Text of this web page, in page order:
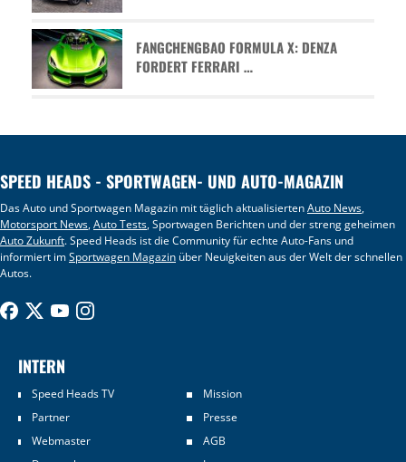
FANGCHENGBAO FORMULA X: DENZA
FORDERT FERRARI …
SPEED HEADS - SPORTWAGEN- UND AUTO-MAGAZIN
Das Auto und Sportwagen Magazin mit täglich aktualisiertenAuto News,
Motorsport News,Auto Tests, Sportwagen Berichten und der streng geheimen
Auto Zukunft. Speed Heads ist die Community für echte Auto-Fans und
informiert imSportwagen Magazin über Neuigkeiten aus der Welt der schnellen
Autos.
INTERN
Speed Heads TV
Mission
Partner
Presse
Webmaster
AGB